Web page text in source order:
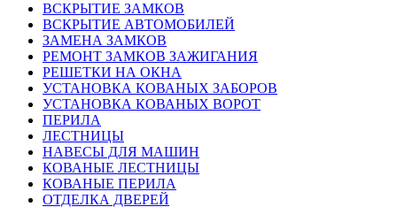
ВСКРЫТИЕ ЗАМКОВ
ВСКРЫТИЕ АВТОМОБИЛЕЙ
ЗАМЕНА ЗАМКОВ
РЕМОНТ ЗАМКОВ ЗАЖИГАНИЯ
РЕШЕТКИ НА ОКНА
УСТАНОВКА КОВАНЫХ ЗАБОРОВ
УСТАНОВКА КОВАНЫХ ВОРОТ
ПЕРИЛА
ЛЕСТНИЦЫ
НАВЕСЫ ДЛЯ МАШИН
КОВАНЫЕ ЛЕСТНИЦЫ
КОВАНЫЕ ПЕРИЛА
ОТДЕЛКА ДВЕРЕЙ